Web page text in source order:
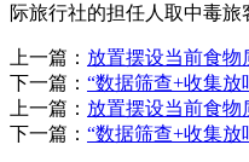
际旅行社的担任人取中毒旅
上一篇： 放置摆设当前食物
下一篇： “数据筛查+收集放
上一篇： 放置摆设当前食物
下一篇： “数据筛查+收集放